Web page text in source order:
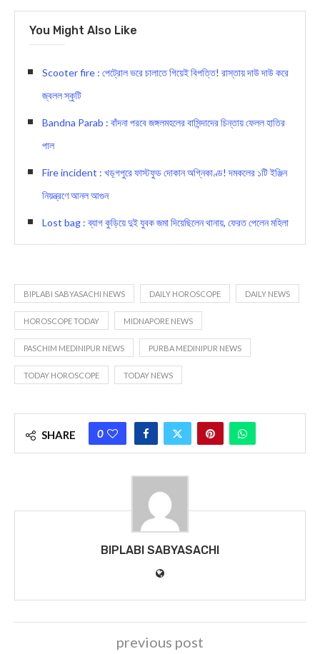
You Might Also Like
Scooter fire : পেট্রোল ভরে চালাতে গিয়েই বিপত্তি! রাস্তায় দাউ দাউ করে
জ্বলল স্কুটি
Bandna Parab : বাঁদনা পরবে জঙ্গলমহলের বাসিন্দাদের চিন্তায় ফেলল হাতির
পাল
Fire incident : খড়্গপুরে ফাস্টফুড দোকান অগ্নিকাণ্ড! দমকলের ১টি ইঞ্জিন
নিয়ন্ত্রণে আনল আগুন
Lost bag : ব্যাগ কুড়িয়ে দুই যুবক জমা দিয়েছিলেন থানায়, ফেরত পেলেন মহিলা
BIPLABI SABYASACHI NEWS DAILY HOROSCOPE DAILY NEWS
HOROSCOPE TODAY MIDNAPORE NEWS
PASCHIM MEDINIPUR NEWS PURBA MEDINIPUR NEWS
TODAY HOROSCOPE TODAY NEWS
SHARE 0
BIPLABI SABYASACHI
previous post